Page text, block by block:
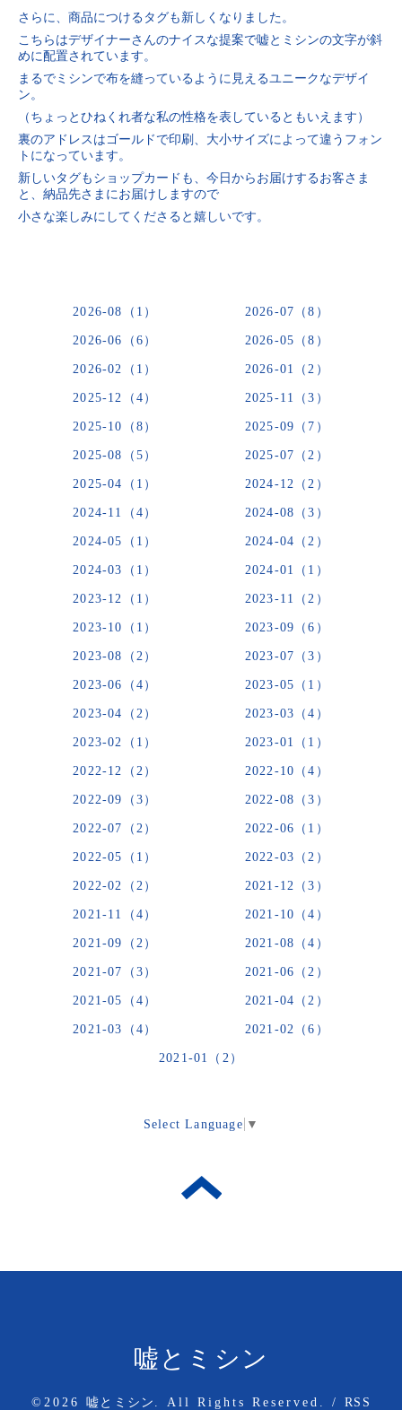
さらに、商品につけるタグも新しくなりました。
こちらはデザイナーさんのナイスな提案で嘘とミシンの文字が斜
めに配置されています。
まるでミシンで布を縫っているように見えるユニークなデザイ
ン。
（ちょっとひねくれ者な私の性格を表しているともいえます）
裏のアドレスはゴールドで印刷、大小サイズによって違うフォン
トになっています。
新しいタグもショップカードも、今日からお届けするお客さま
と、納品先さまにお届けしますので
小さな楽しみにしてくださると嬉しいです。
2026-08（1） 2026-07（8）
2026-06（6） 2026-05（8）
2026-02（1） 2026-01（2）
2025-12（4） 2025-11（3）
2025-10（8） 2025-09（7）
2025-08（5） 2025-07（2）
2025-04（1） 2024-12（2）
2024-11（4） 2024-08（3）
2024-05（1） 2024-04（2）
2024-03（1） 2024-01（1）
2023-12（1） 2023-11（2）
2023-10（1） 2023-09（6）
2023-08（2） 2023-07（3）
2023-06（4） 2023-05（1）
2023-04（2） 2023-03（4）
2023-02（1） 2023-01（1）
2022-12（2） 2022-10（4）
2022-09（3） 2022-08（3）
2022-07（2） 2022-06（1）
2022-05（1） 2022-03（2）
2022-02（2） 2021-12（3）
2021-11（4） 2021-10（4）
2021-09（2） 2021-08（4）
2021-07（3） 2021-06（2）
2021-05（4） 2021-04（2）
2021-03（4） 2021-02（6）
2021-01（2）
Select Language ▼
嘘とミシン
©2026嘘とミシン . All Rights Reserved. /RSS